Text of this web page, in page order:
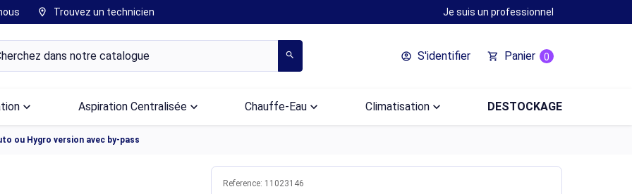
location_on Trouvez un technicien Je suis un professionnel
search account_circle S'identifier shopping_cart Panier 0
keyboard_arrow_down Aspiration Centraliséekeyboard_arrow_down Chauffe-Eau keyboard_arrow_down Climatisationkeyboard_arrow_down DESTOCKAGE
ou Hygro version avec by-pass
Reference: 11023146